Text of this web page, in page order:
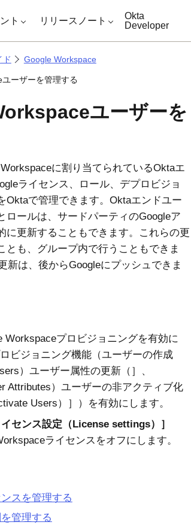
ト リリースノート
Okta
Developer
ド Google Workspace
ーザーを管理する
ユーザーを
に割り当てられているOktaエ
ライセンス、ロール、デプロビジョ
Oktaで管理できます。 Oktaエンドユー
ロールは、サードパーティのGoogleア
に更新することもできます。これらの更
とも、グループ内で行うこともできま
新は、後からGoogleにプッシュできま
Workspaceプロビジョニングを有効に
ビジョニング機能（ユーザーの作成
）ユーザー属性の更新（］、
Attributes）ユーザーの非アクティブ化
Users）］）を有効にします。
センス設定（License settings）
ライセンスをオフにします。
スを管理する
管理する